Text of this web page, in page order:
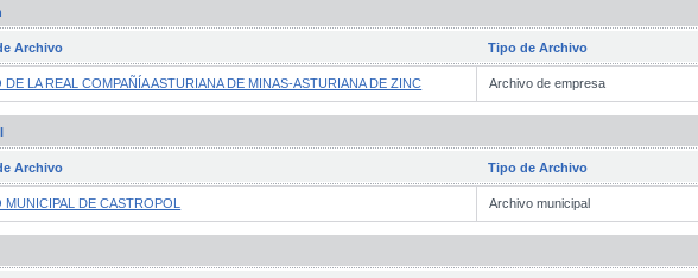
Archivo Tipo de Archivo
DE LA REAL COMPAÑÍA ASTURIANA DE MINAS-ASTURIANA DE ZINC Archivo de empresa
Archivo Tipo de Archivo
MUNICIPAL DE CASTROPOL Archivo municipal